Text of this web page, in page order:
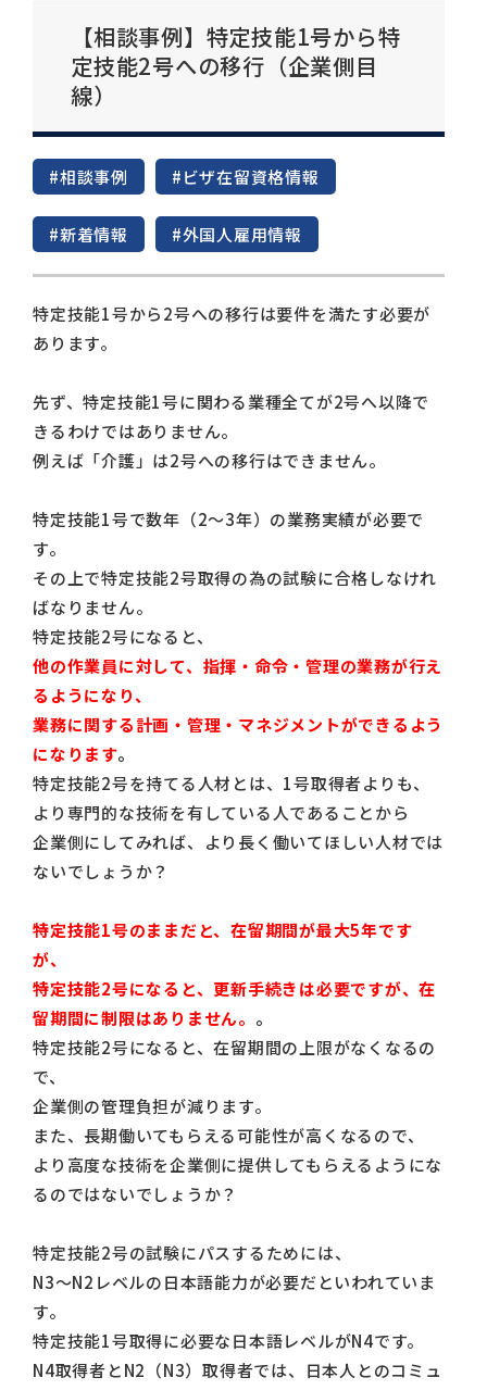
【相談事例】特定技能1号から特
定技能2号への移行（企業側目
線）
#相談事例 #ビザ在留資格情報
#新着情報 #外国人雇用情報
特定技能1号から2号への移行は要件を満たす必要が
あります。
先ず、特定技能1号に関わる業種全てが2号へ以降で
きるわけではありません。
例えば「介護」は2号への移行はできません。
特定技能1号で数年（2～3年）の業務実績が必要で
す。
その上で特定技能2号取得の為の試験に合格しなけれ
ばなりません。
特定技能2号になると、
他の作業員に対して、指揮・命令・管理の業務が行え
るようになり、
業務に関する計画・管理・マネジメントができるよう
になります。
特定技能2号を持てる人材とは、1号取得者よりも、
より専門的な技術を有している人であることから
企業側にしてみれば、より長く働いてほしい人材では
ないでしょうか？
特定技能1号のままだと、在留期間が最大5年です
が、
特定技能2号になると、更新手続きは必要ですが、在
留期間に制限はありません。 。
特定技能2号になると、在留期間の上限がなくなるの
で、
企業側の管理負担が減ります。
また、長期働いてもらえる可能性が高くなるので、
より高度な技術を企業側に提供してもらえるようにな
るのではないでしょうか？
特定技能2号の試験にパスするためには、
N3～N2レベルの日本語能力が必要だといわれていま
す。
特定技能1号取得に必要な日本語レベルがN4です。
N4取得者とN2（N3）取得者では、日本人とのコミュ